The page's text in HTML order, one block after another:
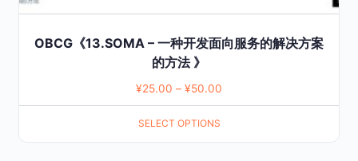
OBCG《13.SOMA – 一种开发面向服务的解决方案
的方法 》
¥25.00 – ¥50.00
SELECT OPTIONS